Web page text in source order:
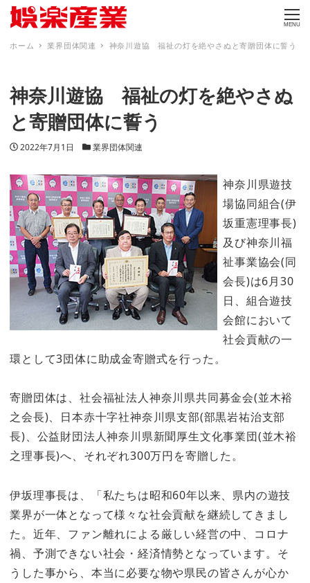
MENU
ホーム 業界団体関連 神奈川遊協 福祉の灯を絶やさぬと寄贈団体に誓う
神奈川遊協 福祉の灯を絶やさぬ
と寄贈団体に誓う
投稿日
2022年7月1日 カテゴリー
業界団体関連
神奈川県遊技
場協同組合(伊
坂重憲理事長)
及び神奈川福
祉事業協会(同
会長)は6月30
日、組合遊技
会館において
社会貢献の一
環として3団体に助成金寄贈式を行った。
寄贈団体は、社会福祉法人神奈川県共同募金会(並木裕
之会長)、日本赤十字社神奈川県支部(部黒岩祐治支部
長)、公益財団法人神奈川県新聞厚生文化事業団(並木裕
之理事長)へ、それぞれ300万円を寄贈した。
伊坂理事長は、「私たちは昭和60年以来、県内の遊技
業界が一体となって様々な社会貢献を継続してきまし
た。近年、ファン離れによる厳しい経営の中、コロナ
禍、予測できない社会・経済情勢となっています。そ
うした事から、本当に必要な物や県民の皆さんが心か